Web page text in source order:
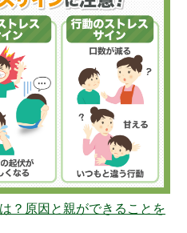
？原因と親ができることを